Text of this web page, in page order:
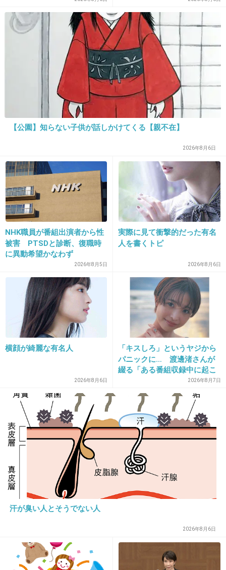
沢口靖子変わらないな
+49 -1
お芝居だったのね(笑)
+28 -0
17. 匿名 2018/10/14(日) 21:16:19
花嫁のあの倒れこんだ体勢キツそう
+22 -0
18. 匿名2018/10/14(日) 21:16:23
渡部秀くん！カッコイイ(*^_^*)
+25 -0
19. 匿名2018/10/14(日) 21:16:43
誰が、犯人だろうねー？？
+9 -1
20. 匿名 2018/10/14(日) 21:16:49
たまには、元所長のお父さんも出て欲しいなぁ
父さん、マリちゃんの掛け合いがほのぼのして
+104 -0
【公園】知らない子供が話しかけてくる【親不在】
2026年8月6日
NHK職員が番組出演者から性
被害 PTSDと診断、復職時
に異動希望かなわず
2026年8月5日
実際に見て衝撃的だった有名
人を書くトピ
2026年8月6日
横顔が綺麗な有名人
2026年8月6日
「キスしろ」というヤジから
パニックに… 渡邊渚さんが
綴る「ある番組収録中に起こ
ったフラッシュバック」2026年8月7日
汗が臭い人とそうでない人
2026年8月6日